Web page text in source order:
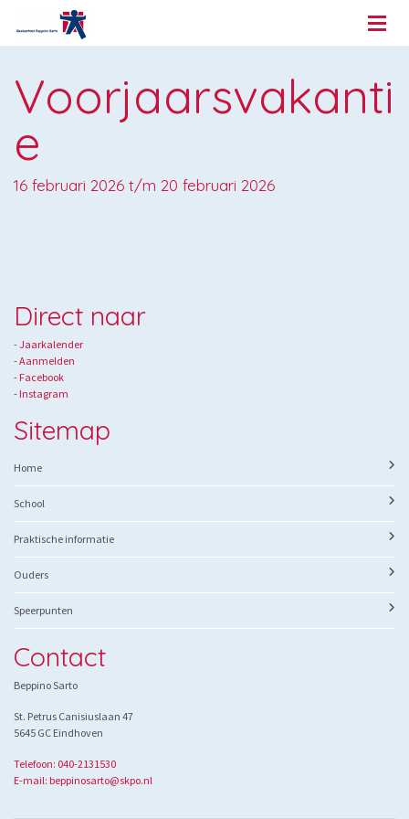
Voorjaarsvakanti
e
16 februari 2026 t/m 20 februari 2026
Direct naar
-Jaarkalender
- ​Aanmelden
- Facebook
- Instagram
Sitemap
Home
School
Praktische informatie
Ouders
Speerpunten
Contact
Beppino Sarto
St. Petrus Canisiuslaan 47
5645 GC Eindhoven
Telefoon: 040-2131530
E-mail: beppinosarto@skpo.nl